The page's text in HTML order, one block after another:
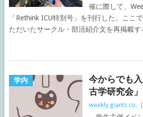
催に際して、
「Rethink ICU特別号」を刊行した。ここ
ただいたサークル・部活紹介文を再掲載
学内
今からでも
古学研究会」
weekly giants co.